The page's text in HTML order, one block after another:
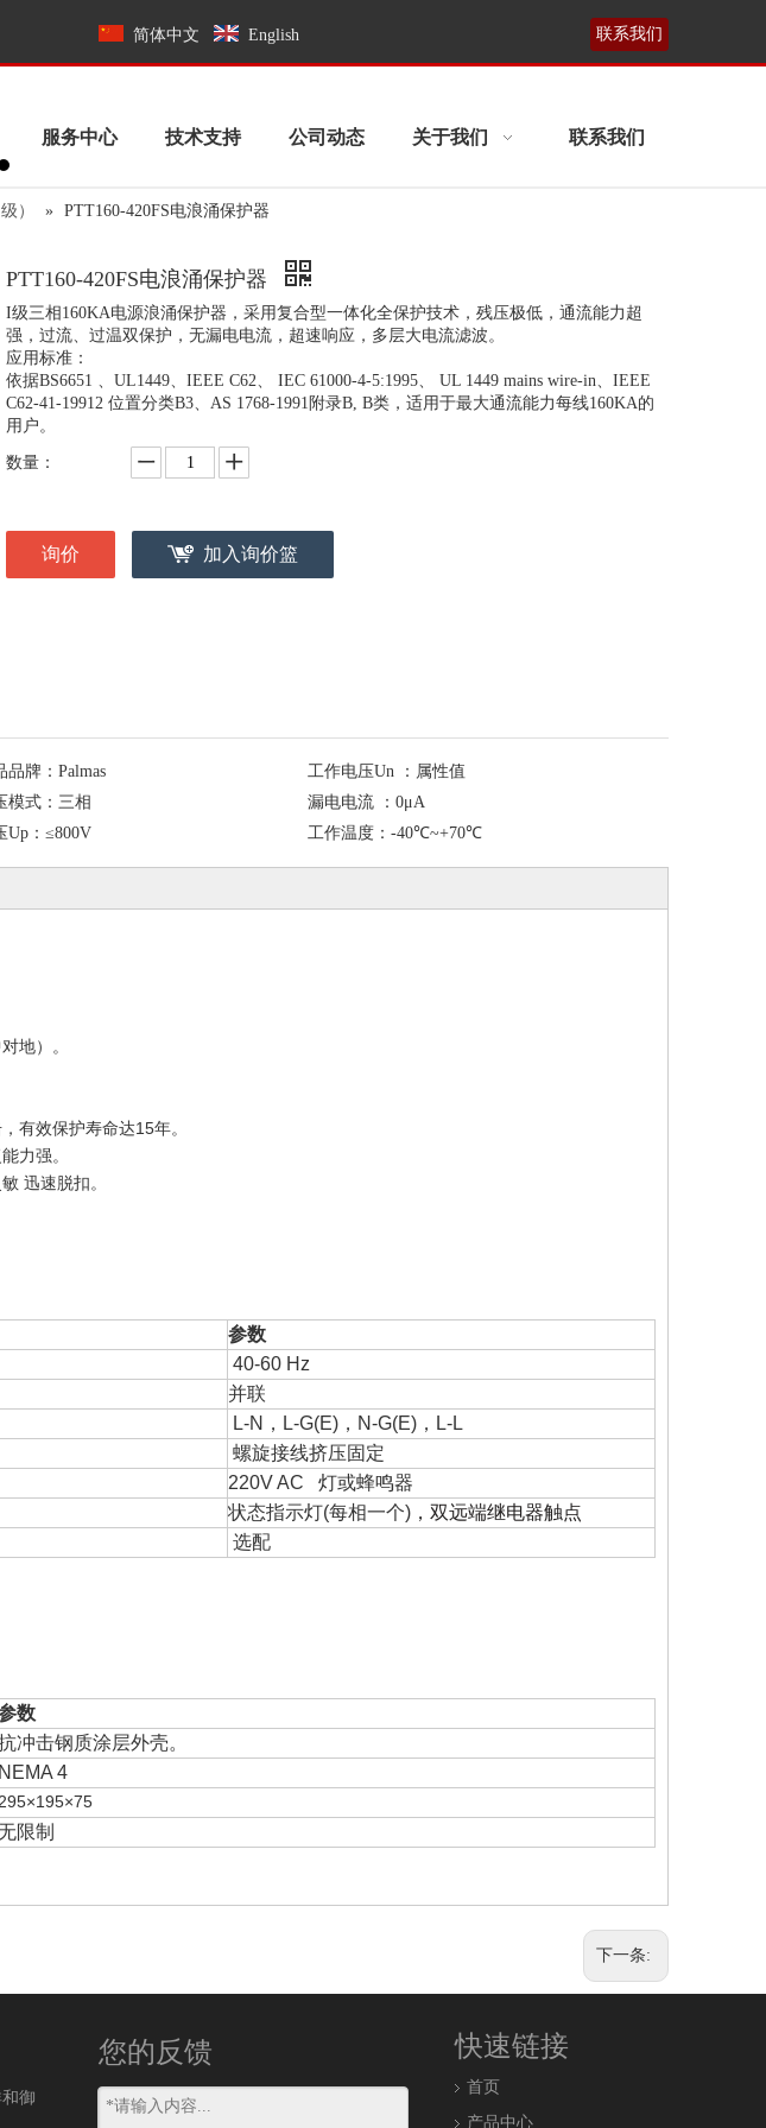
简体中文 English 联系我们
服务中心 技术支持 公司动态 关于我们 联系我们
） » PTT160-420FS电浪涌保护器
PTT160-420FS电浪涌保护器
I级三相160KA电源浪涌保护器，采用复合型一体化全保护技术，残压极低，通流能力超
强，过流、过温双保护，无漏电电流，超速响应，多层大电流滤波。
应用标准：
依据BS6651 、UL1449、IEEE C62、 IEC 61000-4-5:1995、 UL 1449 mains wire-in、IEEE
C62-41-19912 位置分类B3、AS 1768-1991附录B, B类，适用于最大通流能力每线160KA的
用户。
数量：
询价 加入询价篮
品牌： Palmas 工作电压Un ： 属性值
模式： 三相 漏电电流 ： 0μA
Up： ≤800V 工作温度： -40℃~+70℃
地）。
有效保护寿命达15年。
力强。
迅速脱扣。
参数
40-60 Hz
并联
L-N ， L-G(E) ， N-G(E) ， L-L
螺旋接线挤压固定
220V AC 灯或蜂鸣器
状态指示灯(每相一个) ，双远端继电器触点
选配
数
冲击钢质涂层外壳。
NEMA 4
295×195×75
限制
下一条:
御
您的反馈 快速链接
首页
产品中心